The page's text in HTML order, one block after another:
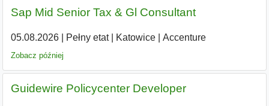
Sap Mid Senior Tax & Gl Consultant
05.08.2026| Pełny etat| Katowice| Accenture
Zobacz później
Guidewire Policycenter Developer